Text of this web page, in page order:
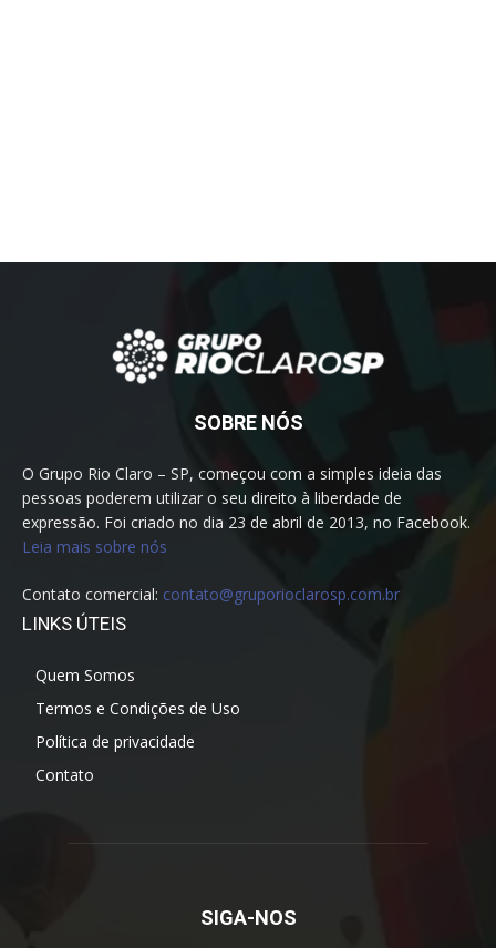
SOBRE NÓS
O Grupo Rio Claro – SP, começou com a simples ideia das
pessoas poderem utilizar o seu direito à liberdade de
expressão. Foi criado no dia 23 de abril de 2013, no Facebook.
Leia mais sobre nós
Contato comercial: contato@gruporioclarosp.com.br
LINKS ÚTEIS
Quem Somos
Termos e Condições de Uso
Política de privacidade
Contato
SIGA-NOS